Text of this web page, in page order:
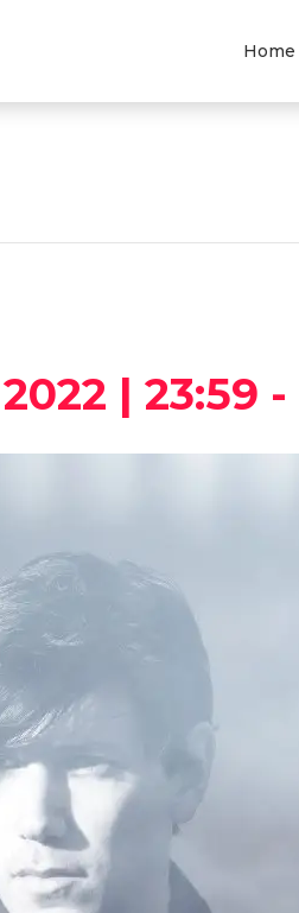
Home
| 23:59 -